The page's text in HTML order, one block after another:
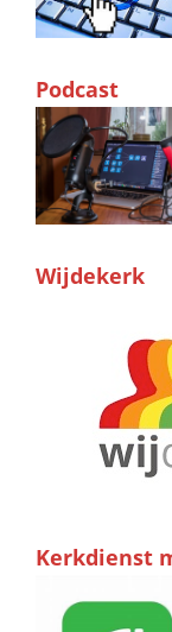
Podcast
Wijdekerk
Kerkdienst